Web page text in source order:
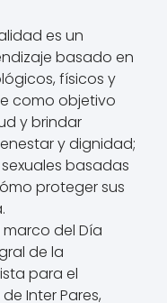
es un
basado en
físicos y
como objetivo
y brindar
y dignidad;
basadas
proteger sus
del Día
de la
para el
Inter Pares,